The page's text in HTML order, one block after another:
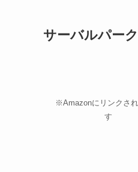
サーバルパー
※Amazonにリンクさ
す